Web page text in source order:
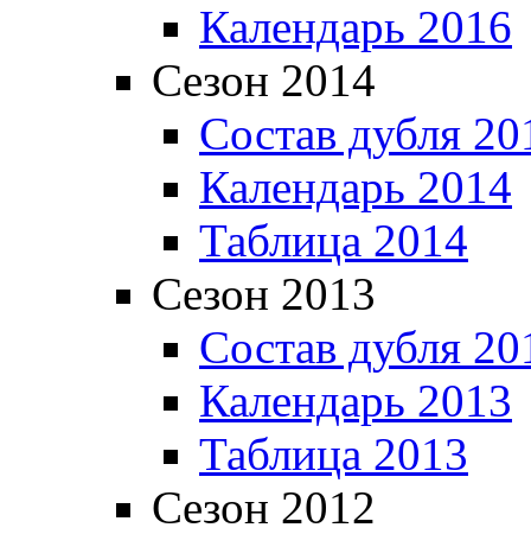
Календарь 2016
Сезон 2014
Состав дубля
Календарь 2014
Таблица 2014
Сезон 2013
Состав дубля
Календарь 2013
Таблица 2013
Сезон 2012